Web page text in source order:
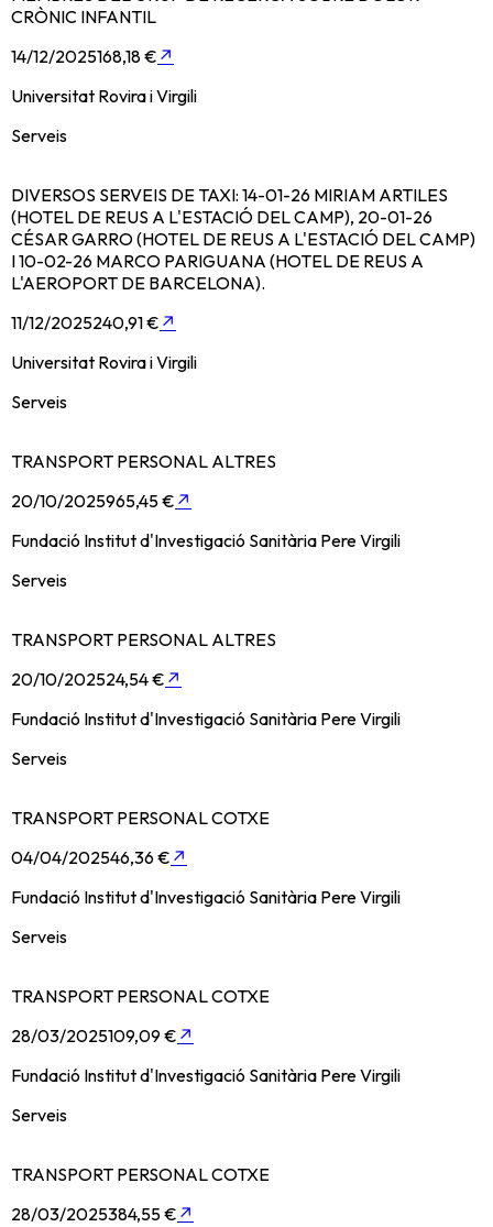
CRÒNIC INFANTIL
14/12/2025168,18 € ↗
Universitat Rovira i Virgili
Serveis
DIVERSOS SERVEIS DE TAXI: 14-01-26 MIRIAM ARTILES
(HOTEL DE REUS A L'ESTACIÓ DEL CAMP), 20-01-26
CÉSAR GARRO (HOTEL DE REUS A L'ESTACIÓ DEL CAMP)
I 10-02-26 MARCO PARIGUANA (HOTEL DE REUS A
L'AEROPORT DE BARCELONA).
11/12/2025240,91 € ↗
Universitat Rovira i Virgili
Serveis
TRANSPORT PERSONAL ALTRES
20/10/2025965,45 € ↗
Fundació Institut d'Investigació Sanitària Pere Virgili
Serveis
TRANSPORT PERSONAL ALTRES
20/10/202524,54 € ↗
Fundació Institut d'Investigació Sanitària Pere Virgili
Serveis
TRANSPORT PERSONAL COTXE
04/04/202546,36 € ↗
Fundació Institut d'Investigació Sanitària Pere Virgili
Serveis
TRANSPORT PERSONAL COTXE
28/03/2025109,09 € ↗
Fundació Institut d'Investigació Sanitària Pere Virgili
Serveis
TRANSPORT PERSONAL COTXE
28/03/2025384,55 € ↗